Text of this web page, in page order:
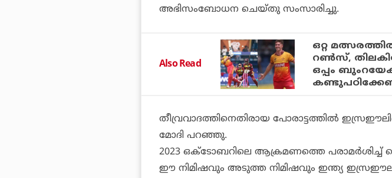
അഭിസംബോധന ചെയ്തു സംസാരിച്ചു.
Also Read
ഒറ്റ
റണ്‍സ്,
ഒപ്പം
തീവ്രവാദത്തിനെതിരായ പോരാട്ടത്തില്‍
മോദി പറഞ്ഞു.
2023 ഒക്ടോബറിലെ ആക്രമണത്തെ പരാമര്‍ശിച്ച്
ഈ നിമിഷവും അടുത്ത നിമിഷവും ഇന്ത്യ